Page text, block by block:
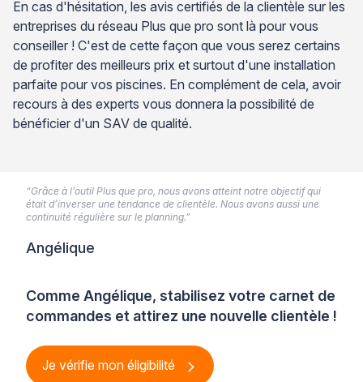
En cas d'hésitation, les avis certifiés de la clientèle sur les
entreprises du réseau Plus que pro sont là pour vous
conseiller ! C'est de cette façon que vous serez certains
de profiter des meilleurs prix et surtout d'une installation
parfaite pour vos piscines. En complément de cela, avoir
recours à des experts vous donnera la possibilité de
bénéficier d'un SAV de qualité.
Comme Angélique, stabilisez votre carnet de
commandes et attirez une nouvelle clientèle !
Je vérifie mon éligibilité
“Grâce à l’outil Plus que pro, nous avons atteint notre objectif qui
était d’inverser une tendance de clientèle. Nous avons aussi une
continuité régulière sur le planning.”
Angélique